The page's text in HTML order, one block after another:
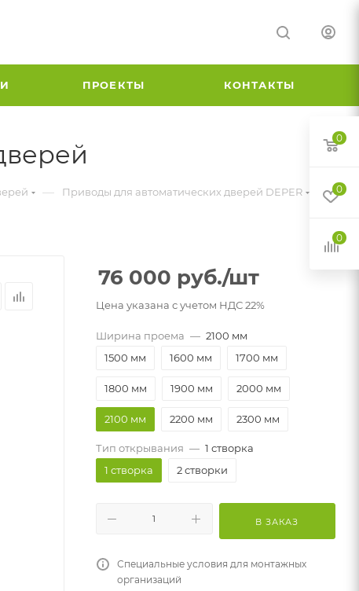
ПРОЕКТЫ КОНТАКТЫ
— Приводы для автоматических дверей DEPER
76 000 руб./шт
Цена указана с учетом НДС 22%
Ширина проема — 2100 мм
1500 мм
1600 мм 1700 мм
1800 мм 1900 мм 2000 мм
2100 мм 2200 мм 2300 мм
Тип открывания — 1 створка
1 створка
2 створки
В ЗАКАЗ
Специальные условия для монтажных
организаций
0
0
0